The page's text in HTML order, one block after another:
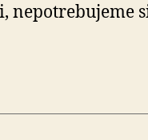
nepotrebujeme